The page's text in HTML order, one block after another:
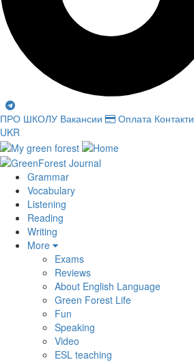
ПРО ШКОЛУ Вакансии Оплата Контакти
UKR
Grammar
Vocabulary
Listening
Reading
Writing
More
Exams
Reviews
About English Language
Green Forest Life
Fun
Speaking
Video
ESL teaching